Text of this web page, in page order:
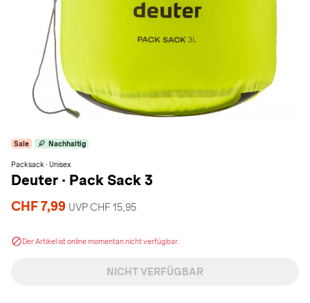
Sale Nachhaltig
Packsack · Unisex
Deuter · Pack Sack 3
CHF 7,99 UVP CHF 15,95
Der Artikel ist online momentan nicht verfügbar.
NICHT VERFÜGBAR